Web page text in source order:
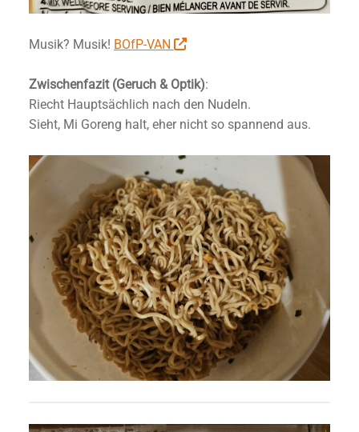
Musik? Musik! BOfP-VAN
Zwischenfazit (Geruch & Optik):
Riecht Hauptsächlich nach den Nudeln.
Sieht, Mi Goreng halt, eher nicht so spannend aus.